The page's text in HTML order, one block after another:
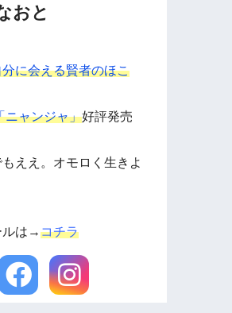
おと
に会える賢者のほこ
ニャンジャ」好評発売
もええ。オモロく生きよ
ルは→コチラ